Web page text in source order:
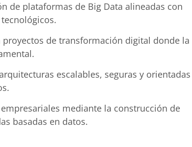
de plataformas de Big Data alineadas con
de transformación digital donde la
escalables, seguras y orientadas
mediante la construcción de
basadas en datos.